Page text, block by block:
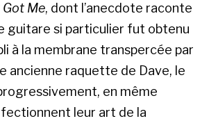
Got Me, dont l’anecdote raconte
guitare si particulier fut obtenu
à la membrane transpercée par
ancienne raquette de Dave, le
en même
leur art de la